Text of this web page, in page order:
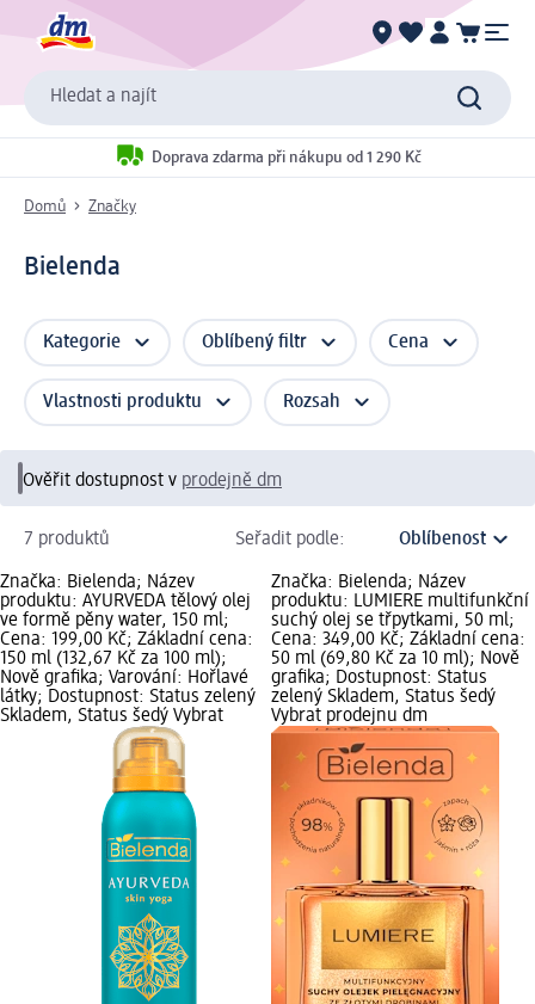
Hledat a najít
Doprava zdarma při nákupu od 1 290 Kč
Domů Značky
Bielenda
Kategorie Oblíbený filtr Cena
Vlastnosti produktu Rozsah
Ověřit dostupnost v prodejně dm
7 produktů Seřadit podle:
Značka: Bielenda; Název
produktu: AYURVEDA tělový olej
ve formě pěny water, 150 ml;
Cena: 199,00 Kč; Základní cena:
150 ml (132,67 Kč za 100 ml);
Nově grafika; Varování: Hořlavé
látky; Dostupnost: Status zelený
Skladem, Status šedý Vybrat
Značka: Bielenda; Název
produktu: LUMIERE multifunkční
suchý olej se třpytkami, 50 ml;
Cena: 349,00 Kč; Základní cena:
50 ml (69,80 Kč za 10 ml); Nově
grafika; Dostupnost: Status
zelený Skladem, Status šedý
Vybrat prodejnu dm